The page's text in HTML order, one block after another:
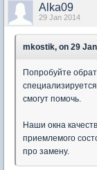
Alka09
29 Jan 2014
mkostik, on 29
Попробуйте
смогут помочь.
Наши окна
приемлемого
про замену.